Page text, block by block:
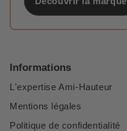
Informations
L'expertise Ami-Hauteur
Mentions légales
Politique de confidentialité